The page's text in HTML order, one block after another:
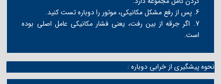
6. پس از رفع مشکل مکانیکی، موتور را دوباره تست کنید.
7. اگر جرقه از بین رفت، یعنی فشار مکانیکی عامل اصلی بوده
است.
نحوه پیشگیری از خرابی دوباره :